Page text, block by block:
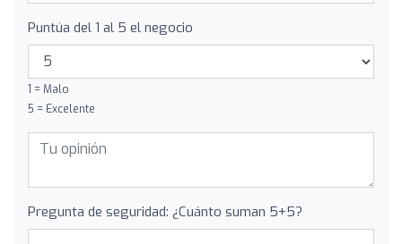
Puntúa del 1 al 5 el negocio
1 = Malo
5 = Excelente
Pregunta de seguridad: ¿Cuánto suman 5+5?